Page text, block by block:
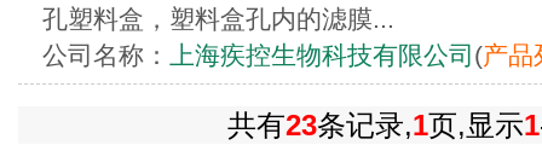
孔塑料盒，塑料盒孔内的滤膜...
公司名称：
上海疾控生物科技有限公司 (产品
共有23条记录,1页,显示1